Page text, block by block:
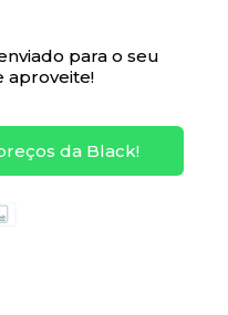
para o seu
aproveite!
da Black!